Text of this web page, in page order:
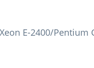
E-2400/